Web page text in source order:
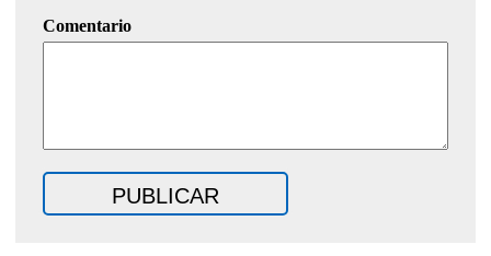
Comentario